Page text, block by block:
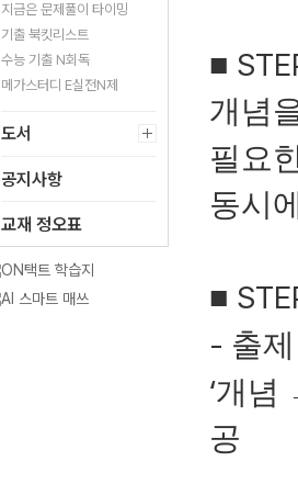
지금은 문제풀이 타이밍
기출 북킷리스트
수능 기출 N회독
메가스터디 E실전N제
도서
공지사항
교재 정오표
■
개념
필요
동시
■
- 출
‘개념
공